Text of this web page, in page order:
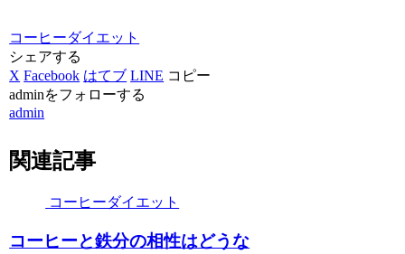
コーヒーダイエット
シェアする
X Facebook はてブ LINE コピー
adminをフォローする
admin
関連記事
コーヒーダイエット
コーヒーと鉄分の相性はどうな